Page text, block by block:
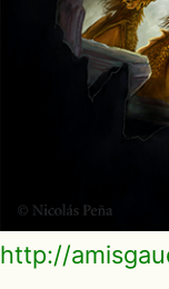
http://